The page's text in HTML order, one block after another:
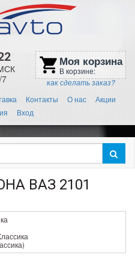
shopping_cart Моя корзина
В корзине:
как сделать заказ?
Контакты О нас
Акции
Вход
ВАЗ 2101